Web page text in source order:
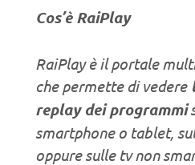
Cos’è RaiPlay
RaiPlay è il portale
che permette di vedere
replay dei programmi
smartphone o tablet,
oppure sulle tv non